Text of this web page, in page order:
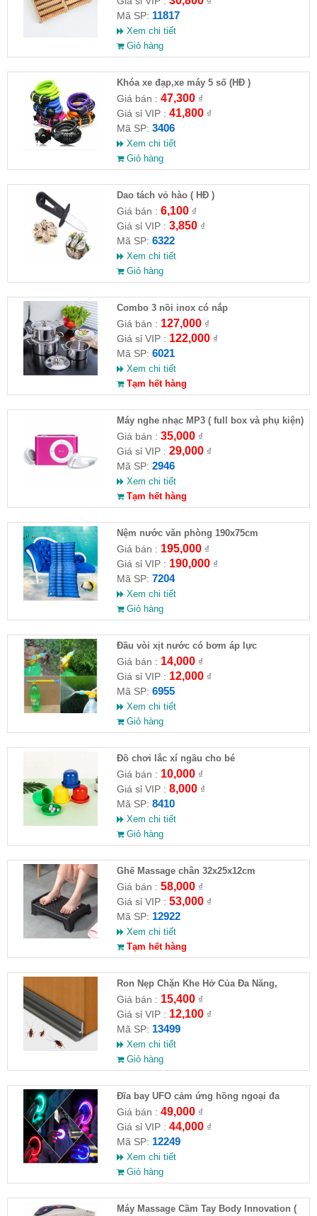
Mã SP: 11817
Xem chi tiết
Giỏ hàng
Khóa xe đạp,xe máy 5 số (HĐ )
Giá bán : 47,300₫
Giá sỉ VIP : 41,800₫
Mã SP: 3406
Xem chi tiết
Giỏ hàng
Dao tách vỏ hào ( HĐ )
Giá bán : 6,100₫
Giá sỉ VIP : 3,850₫
Mã SP: 6322
Xem chi tiết
Giỏ hàng
Combo 3 nồi inox có nắp
Giá bán : 127,000₫
Giá sỉ VIP : 122,000₫
Mã SP: 6021
Xem chi tiết
Tạm hết hàng
Máy nghe nhạc MP3 ( full box và phụ kiện)
Giá bán : 35,000₫
Giá sỉ VIP : 29,000₫
Mã SP: 2946
Xem chi tiết
Tạm hết hàng
Nệm nước văn phòng 190x75cm
Giá bán : 195,000₫
Giá sỉ VIP : 190,000₫
Mã SP: 7204
Xem chi tiết
Giỏ hàng
Đầu vòi xịt nước có bơm áp lực
Giá bán : 14,000₫
Giá sỉ VIP : 12,000₫
Mã SP: 6955
Xem chi tiết
Giỏ hàng
Đồ chơi lắc xí ngầu cho bé
Giá bán : 10,000₫
Giá sỉ VIP : 8,000₫
Mã SP: 8410
Xem chi tiết
Giỏ hàng
Ghế Massage chân 32x25x12cm
Giá bán : 58,000₫
Giá sỉ VIP : 53,000₫
Mã SP: 12922
Xem chi tiết
Tạm hết hàng
Ron Nẹp Chặn Khe Hở Của Đa Năng,
Chống Côn Trùng( HĐ )
Giá bán : 15,400₫
Giá sỉ VIP : 12,100₫
Mã SP: 13499
Xem chi tiết
Giỏ hàng
Đĩa bay UFO cảm ứng hồng ngoại đa
chiều tự động bay về
Giá bán : 49,000₫
Giá sỉ VIP : 44,000₫
Mã SP: 12249
Xem chi tiết
Giỏ hàng
Máy Massage Cầm Tay Body Innovation (